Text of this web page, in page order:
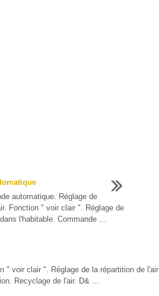
automatique. Réglage de
Fonction " voir clair ". Réglage de
l'habitable. Commande ...
" voir clair ". Réglage de la répartition de l'air
Recyclage de l'air. D& ...